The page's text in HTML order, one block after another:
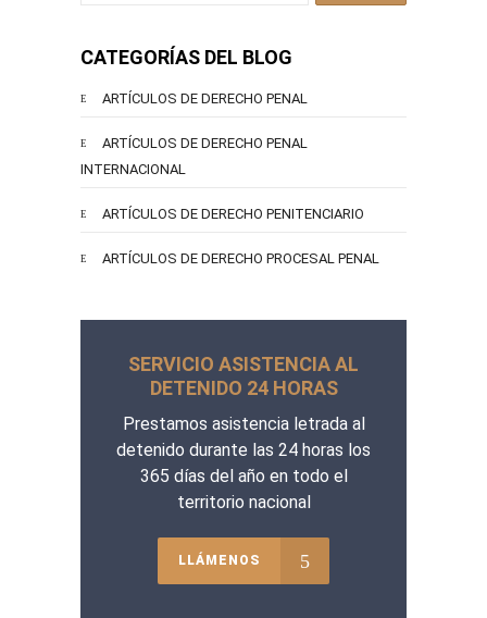
CATEGORÍAS DEL BLOG
ARTÍCULOS DE DERECHO PENAL
ARTÍCULOS DE DERECHO PENAL
INTERNACIONAL
ARTÍCULOS DE DERECHO PENITENCIARIO
ARTÍCULOS DE DERECHO PROCESAL PENAL
SERVICIO ASISTENCIA AL
DETENIDO 24 HORAS
Prestamos asistencia letrada al
detenido durante las 24 horas los
365 días del año en todo el
territorio nacional
LLÁMENOS